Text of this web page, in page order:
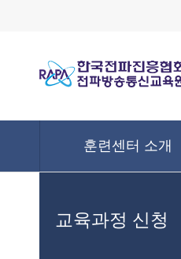
훈련센터 소개
교육과정 신청